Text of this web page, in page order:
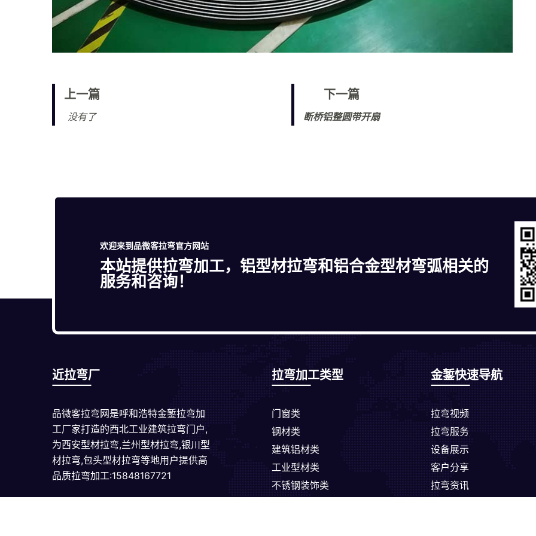
上一篇
没有了
下一篇
断桥铝整圆带开扇
欢迎来到品微客拉弯官方网站
本站提供拉弯加工，铝型材拉弯和铝合金型材弯弧相关的
服务和咨询！
近拉弯厂
品微客拉弯网是呼和浩特金錾拉弯加
工厂家打造的西北工业建筑拉弯门户,
为西安型材拉弯,兰州型材拉弯,银川型
材拉弯,包头型材拉弯等地用户提供高
品质拉弯加工:15848167721
拉弯加工类型
门窗类
钢材类
建筑铝材类
工业型材类
不锈钢装饰类
金錾快速导航
拉弯视频
拉弯服务
设备展示
客户分享
拉弯资讯